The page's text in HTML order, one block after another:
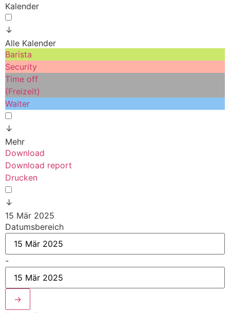
Kalender
↓
Alle Kalender
Barista
Security
Time off
(Freizeit)
Waiter
↓
Mehr
Download
Download report
Drucken
↓
15 Mär 2025
Datumsbereich
-
→